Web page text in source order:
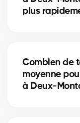
plus
accélérer la
vous conseillent
rentables.
Combien de
moyenne
à Deux-